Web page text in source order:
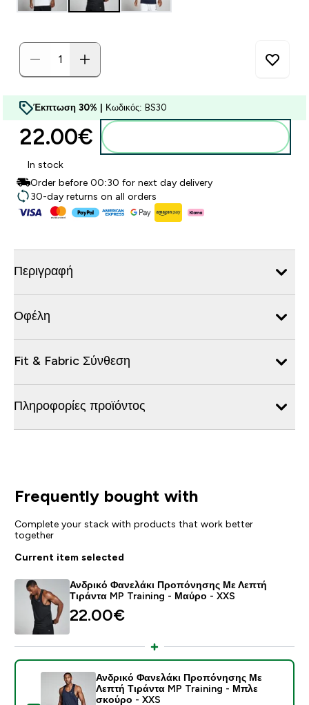
Έκπτωση 30% | Κωδικός: BS30
22.00€‎
In stock
Order before 00:30 for next day delivery
30-day returns on all orders
Περιγραφή
Οφέλη
Fit & Fabric Σύνθεση
Πληροφορίες προϊόντος
Frequently bought with
Complete your stack with products that work better
together
Current item selected
Ανδρικό Φανελάκι Προπόνησης Με Λεπτή
Τιράντα MP Training - Μαύρο - XXS
22.00€‎
Ανδρικό Φανελάκι Προπόνησης Με
Λεπτή Τιράντα MP Training - Μπλε
σκούρο - XXS